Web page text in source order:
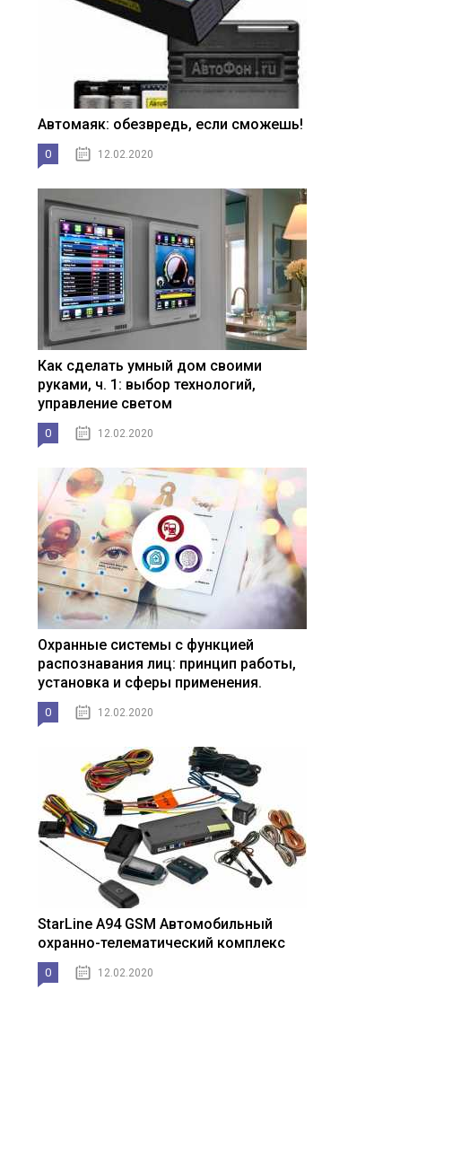
Автомаяк: обезвредь, если сможешь!
0 12.02.2020
Как сделать умный дом своими
руками, ч. 1: выбор технологий,
управление светом
0 12.02.2020
Охранные системы с функцией
распознавания лиц: принцип работы,
установка и сферы применения.
0 12.02.2020
StarLine A94 GSM Автомобильный
охранно-телематический комплекс
0 12.02.2020